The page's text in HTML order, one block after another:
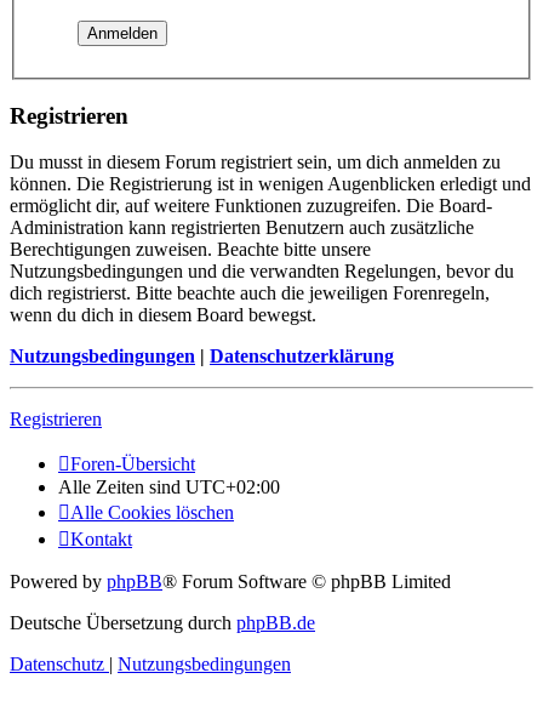
Registrieren
Du musst in diesem Forum registriert sein, um dich anmelden zu
können. Die Registrierung ist in wenigen Augenblicken erledigt und
ermöglicht dir, auf weitere Funktionen zuzugreifen. Die Board-
Administration kann registrierten Benutzern auch zusätzliche
Berechtigungen zuweisen. Beachte bitte unsere
Nutzungsbedingungen und die verwandten Regelungen, bevor du
dich registrierst. Bitte beachte auch die jeweiligen Forenregeln,
wenn du dich in diesem Board bewegst.
Nutzungsbedingungen | Datenschutzerklärung
Registrieren
Foren-Übersicht
Alle Zeiten sind UTC+02:00
Alle Cookies löschen
Kontakt
Powered by phpBB® Forum Software © phpBB Limited
Deutsche Übersetzung durch phpBB.de
Datenschutz | Nutzungsbedingungen